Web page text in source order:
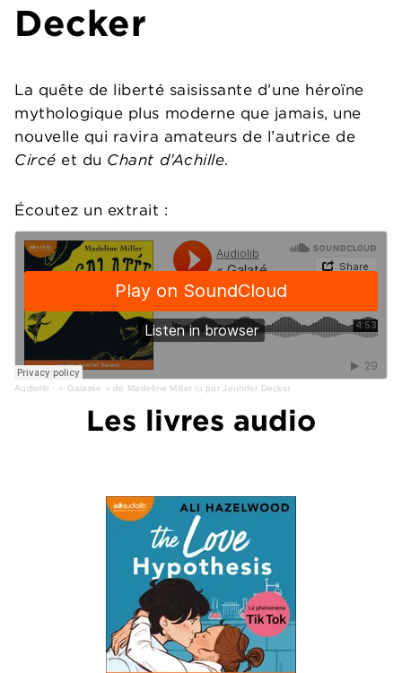
Decker
La quête de liberté saisissante d’une héroïne
mythologique plus moderne que jamais, une
nouvelle qui ravira amateurs de l’autrice de
Circé et du Chant d’Achille.
Écoutez un extrait :
Audiolib · « Galatée » de Madeline Miller lu par Jennifer Decker
Les livres audio